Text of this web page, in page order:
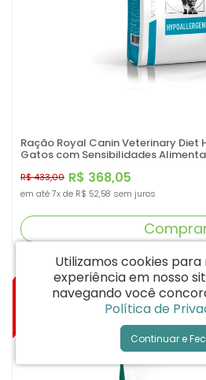
Ração Royal Canin Veterinary
Gatos com Sensibilidades
R$ 368,05
R$ 433,00
em até 7x de R$ 52,58 sem juros
Utilizamos cookies
experiência em nosso
navegando você
Política de
Continuar e